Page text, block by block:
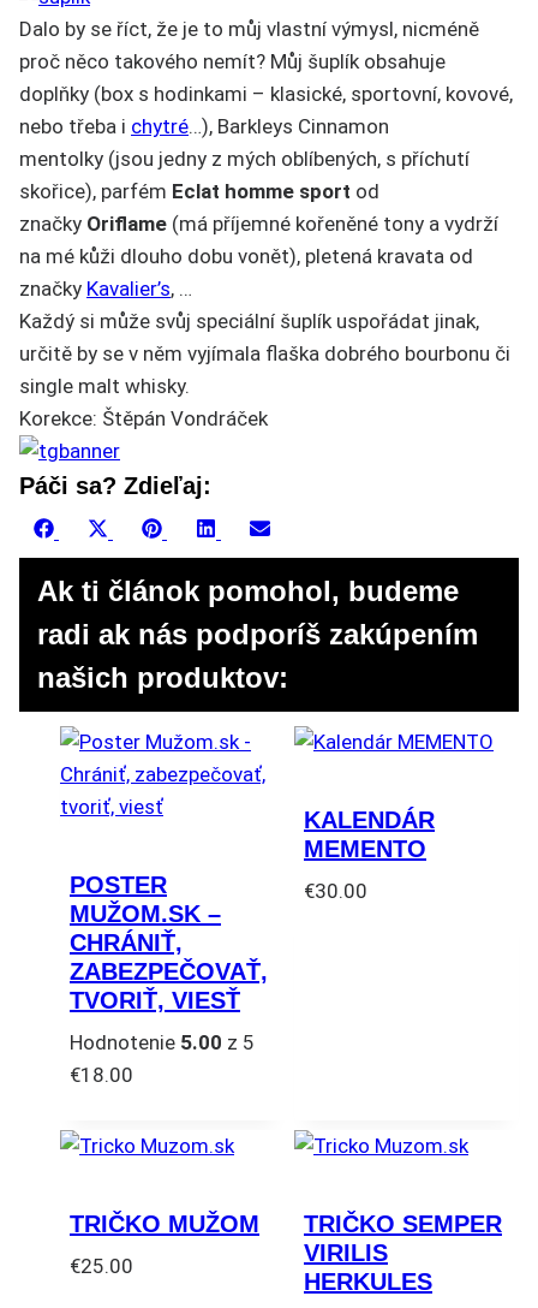
Dalo by se říct, že je to můj vlastní výmysl, nicméně
proč něco takového nemít? Můj šuplík obsahuje
doplňky (box s hodinkami – klasické, sportovní, kovové,
nebo třeba i chytré…), Barkleys Cinnamon
mentolky (jsou jedny z mých oblíbených, s příchutí
skořice), parfém Eclat homme sport od
značky Oriflame (má příjemné kořeněné tony a vydrží
na mé kůži dlouho dobu vonět), pletená kravata od
značky Kavalier’s, …
Každý si může svůj speciální šuplík uspořádat jinak,
určitě by se v něm vyjímala flaška dobrého bourbonu či
single malt whisky.
Korekce: Štěpán Vondráček
Páči sa? Zdieľaj:
Share
on
Facebook
Share
on
(Twitter)
Share
on
PinterestShare
on
LinkedInShare
on
Ak ti článok pomohol, budeme
radi ak nás podporíš zakúpením
našich produktov:
POSTER
MUŽOM.SK –
CHRÁNIŤ,
ZABEZPEČOVAŤ,
TVORIŤ, VIESŤ
Hodnotenie 5.00 z 5
€18.00
KALENDÁR
MEMENTO
€30.00
TRIČKO MUŽOM
€25.00
TRIČKO SEMPER
VIRILIS
HERKULES